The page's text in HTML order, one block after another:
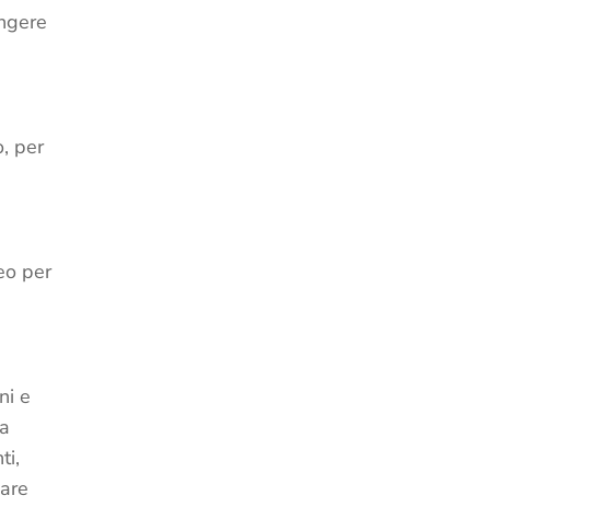
per
per
e